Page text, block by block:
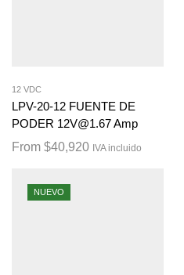
12 VDC
LPV-20-12 FUENTE DE
PODER 12V@1.67 Amp
From $40,920 IVA incluido
NUEVO